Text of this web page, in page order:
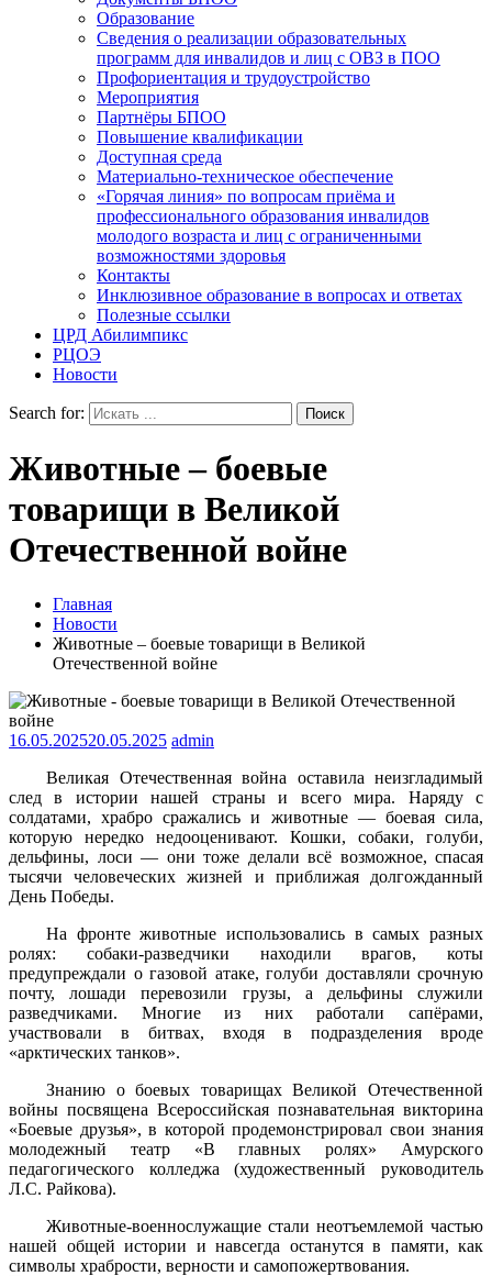
Образование
Сведения о реализации образовательных
программ для инвалидов и лиц с ОВЗ в ПОО
Профориентация и трудоустройство
Мероприятия
Партнёры БПОО
Повышение квалификации
Доступная среда
Материально-техническое обеспечение
«Горячая линия» по вопросам приёма и
профессионального образования инвалидов
молодого возраста и лиц с ограниченными
возможностями здоровья
Контакты
Инклюзивное образование в вопросах и ответах
Полезные ссылки
ЦРД Абилимпикс
РЦОЭ
Новости
Search for:
Животные – боевые
товарищи в Великой
Отечественной войне
Главная
Новости
Животные – боевые товарищи в Великой
Отечественной войне
16.05.202520.05.2025 admin
Великая Отечественная война оставила неизгладимый
след в истории нашей страны и всего мира. Наряду с
солдатами, храбро сражались и животные — боевая сила,
которую нередко недооценивают. Кошки, собаки, голуби,
дельфины, лоси — они тоже делали всё возможное, спасая
тысячи человеческих жизней и приближая долгожданный
День Победы.
На фронте животные использовались в самых разных
ролях: собаки-разведчики находили врагов, коты
предупреждали о газовой атаке, голуби доставляли срочную
почту, лошади перевозили грузы, а дельфины служили
разведчиками. Многие из них работали сапёрами,
участвовали в битвах, входя в подразделения вроде
«арктических танков».
Знанию о боевых товарищах Великой Отечественной
войны посвящена Всероссийская познавательная викторина
«Боевые друзья», в которой продемонстрировал свои знания
молодежный театр «В главных ролях» Амурского
педагогического колледжа (художественный руководитель
Л.С. Райкова).
Животные-военнослужащие стали неотъемлемой частью
нашей общей истории и навсегда останутся в памяти, как
символы храбрости, верности и самопожертвования.